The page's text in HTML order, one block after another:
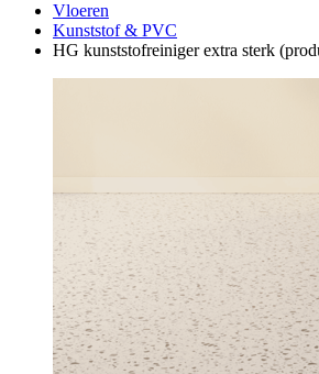
Vloeren
Kunststof & PVC
HG kunststofreiniger extra sterk